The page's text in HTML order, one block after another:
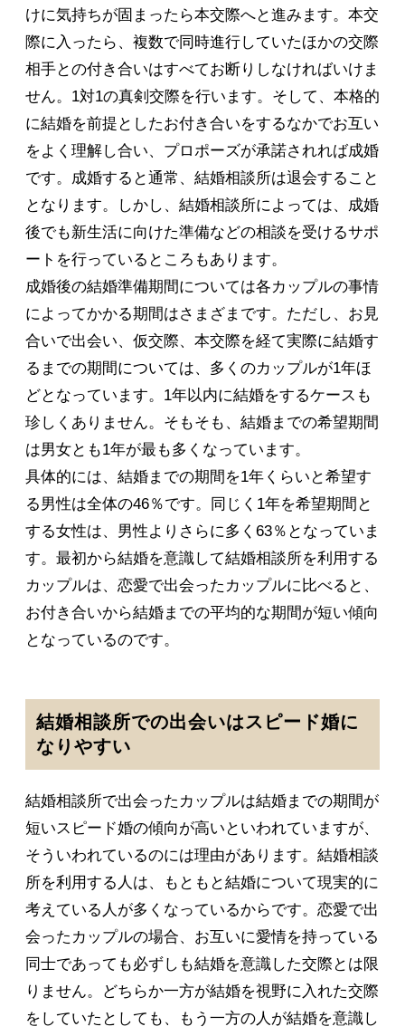
けに気持ちが固まったら本交際へと進みます。本交
際に入ったら、複数で同時進行していたほかの交際
相手との付き合いはすべてお断りしなければいけま
せん。1対1の真剣交際を行います。そして、本格的
に結婚を前提としたお付き合いをするなかでお互い
をよく理解し合い、プロポーズが承諾されれば成婚
です。成婚すると通常、結婚相談所は退会すること
となります。しかし、結婚相談所によっては、成婚
後でも新生活に向けた準備などの相談を受けるサポ
ートを行っているところもあります。
成婚後の結婚準備期間については各カップルの事情
によってかかる期間はさまざまです。ただし、お見
合いで出会い、仮交際、本交際を経て実際に結婚す
るまでの期間については、多くのカップルが1年ほ
どとなっています。1年以内に結婚をするケースも
珍しくありません。そもそも、結婚までの希望期間
は男女とも1年が最も多くなっています。
具体的には、結婚までの期間を1年くらいと希望す
る男性は全体の46％です。同じく1年を希望期間と
する女性は、男性よりさらに多く63％となっていま
す。最初から結婚を意識して結婚相談所を利用する
カップルは、恋愛で出会ったカップルに比べると、
お付き合いから結婚までの平均的な期間が短い傾向
となっているのです。
結婚相談所での出会いはスピード婚に
なりやすい
結婚相談所で出会ったカップルは結婚までの期間が
短いスピード婚の傾向が高いといわれていますが、
そういわれているのには理由があります。結婚相談
所を利用する人は、もともと結婚について現実的に
考えている人が多くなっているからです。恋愛で出
会ったカップルの場合、お互いに愛情を持っている
同士であっても必ずしも結婚を意識した交際とは限
りません。どちらか一方が結婚を視野に入れた交際
をしていたとしても、もう一方の人が結婚を意識し